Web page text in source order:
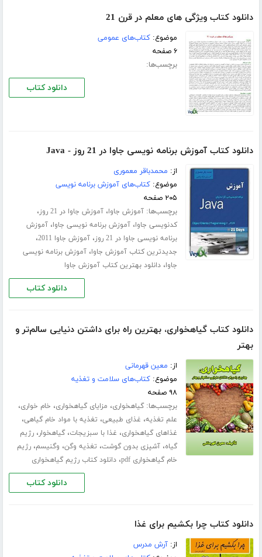
دانلود کتاب ویژگی های معلم در قرن 21
موضوع:کتاب‌های عمومی
۶ صفحه
برچسب‌ها:
دانلود کتاب
دانلود کتاب آموزش برنامه نویسی جاوا در 21 روز - Java
از: محمدباقر معموری
موضوع:کتاب‌های آموزش برنامه نویسی
۲۰۵ صفحه
برچسب‌ها:آموزش جاوا،آموزش جاوا در 21 روز ،
کدنویسی جاوا،آموزش برنامه نویسی جاوا،آموزش
برنامه نویسی جاوا در 21 روز
،آموزش جاوا 2011 ،
جدیدترین کتاب آموزش جاوا،آموزش برنامه نویسی
جاوا،دانلود بهترین کتاب آموزش جاوا
دانلود کتاب
دانلود کتاب گیاهخواری، بهترین راه برای داشتن دنیایی سالم‌تر و
بهتر
از: معین قهرمانی
موضوع:کتاب‌های سلامت و تغذیه
۹۸ صفحه
برچسب‌ها:گیاهخواری، مزایای گیاهخواری، خام خواری،
علم تغذیه، غذای طبیعی، تغذیه با مواد خام گیاهی،
غذاهای گیاهخواری، غذا با سبزیجات،گیاهخوار،رژیم
گیاه،آشپزی بدون گوشت، تغذیه وگن، وگنیسم،رژیم
خام گیاهخواری pdf
،دانلود کتاب رژیم گیاهخواری
دانلود کتاب
دانلود کتاب چرا بکشیم برای غذا
از:آرش مدرس